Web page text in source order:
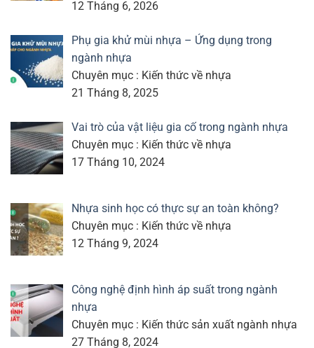
12 Tháng 6, 2026
Phụ gia khử mùi nhựa – Ứng dụng trong
ngành nhựa
Chuyên mục : Kiến thức về nhựa
21 Tháng 8, 2025
Vai trò của vật liệu gia cố trong ngành nhựa
Chuyên mục : Kiến thức về nhựa
17 Tháng 10, 2024
Nhựa sinh học có thực sự an toàn không?
Chuyên mục : Kiến thức về nhựa
12 Tháng 9, 2024
Công nghệ định hình áp suất trong ngành
nhựa
Chuyên mục : Kiến thức sản xuất ngành nhựa
27 Tháng 8, 2024